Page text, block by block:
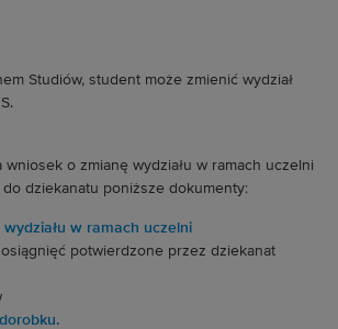
Studiów, student może zmienić wydział
wniosek o zmianę wydziału w ramach uczelni
dziekanatu poniższe dokumenty:
w ramach uczelni
potwierdzone przez dziekanat